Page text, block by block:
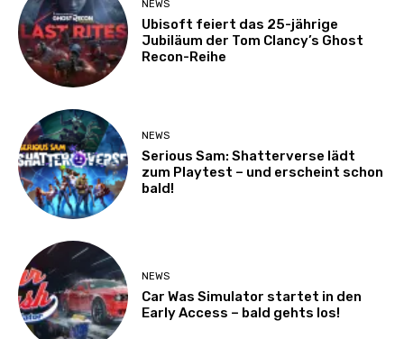
NEWS
Ubisoft feiert das 25-jährige
Jubiläum der Tom Clancy’s Ghost
Recon-Reihe
NEWS
Serious Sam: Shatterverse lädt
zum Playtest – und erscheint schon
bald!
NEWS
Car Was Simulator startet in den
Early Access – bald gehts los!